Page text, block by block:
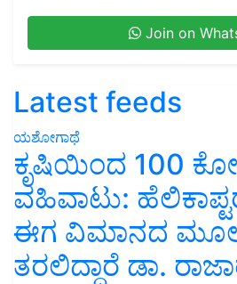
Join on
Latest feeds
ಯಶೋಗಾಥೆ
ಕೃಷಿಯಿಂದ 100
ವಹಿವಾಟು:
ಈಗ ವಿಮಾನದ ಮೂಲಕ
ತರಲಿದ್ದಾರೆ ಡಾ.